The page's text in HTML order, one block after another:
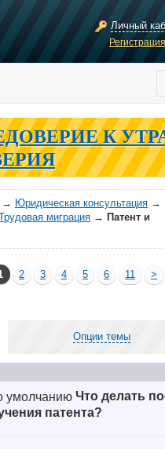
Личный
К
→ Юридическая консультация →
миграция → Патент и
2 3 4 5 6 11
>
Опции темы
Что делать
патента?